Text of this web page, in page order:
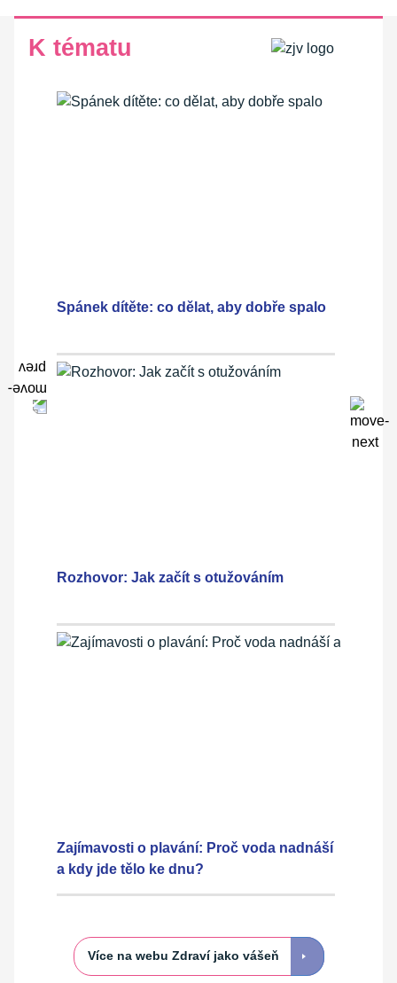
K tématu
Spánek dítěte: co dělat, aby dobře spalo
Rozhovor: Jak začít s otužováním
Zajímavosti o plavání: Proč voda nadnáší
a kdy jde tělo ke dnu?
Více na webu Zdraví jako vášeň